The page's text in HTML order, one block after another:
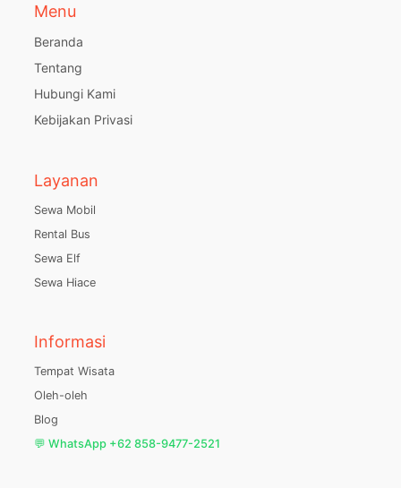
Menu
Beranda
Tentang
Hubungi Kami
Kebijakan Privasi
Layanan
Sewa Mobil
Rental Bus
Sewa Elf
Sewa Hiace
Informasi
Tempat Wisata
Oleh-oleh
Blog
💬 WhatsApp +62 858-9477-2521